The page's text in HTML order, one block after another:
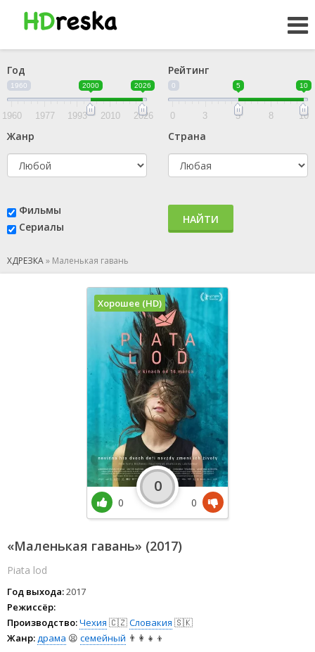
Год
1960 2000 2026
1960 1977 1993 2010 2026
Рейтинг
0 5 10
0 3 5 8 10
Жанр Страна
Фильмы
Сериалы
НАЙТИ
ХДРЕЗКА» Маленькая гавань
«Маленькая гавань» (2017)
Piata lod
Год выхода:2017
Режиссёр:
Производство:Чехия 🇨🇿Словакия 🇸🇰
Жанр:драма 😫 семейный 👨‍👩‍👧‍👦
Хорошее (HD)
0
0
0